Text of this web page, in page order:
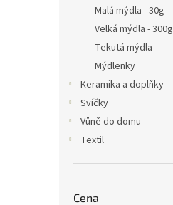
Malá mýdla - 30g
Velká mýdla - 300g
Tekutá mýdla
Mýdlenky
Keramika a doplňky
Svíčky
Vůně do domu
Textil
Cena